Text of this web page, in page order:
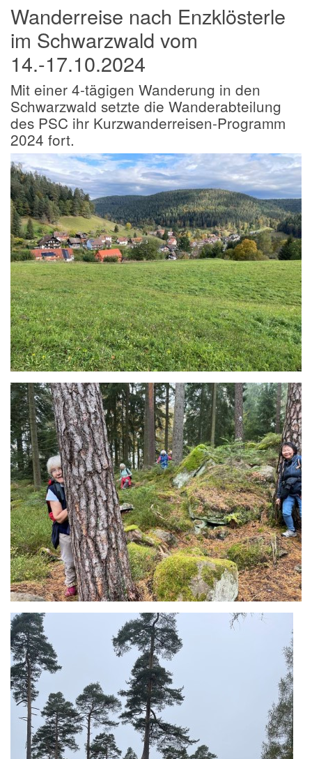
Wanderreise nach Enzklösterle
im Schwarzwald vom
14.-17.10.2024
Mit einer 4-tägigen Wanderung in den
Schwarzwald setzte die Wanderabteilung
des PSC ihr Kurzwanderreisen-Programm
2024 fort.